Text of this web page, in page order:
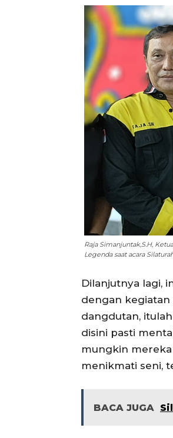
Raja Simanjuntak,S.H,
Legenda saat acara
Dilanjutnya lagi,
dengan kegiatan
dangdutan,
disini pasti
mungkin
menikmati seni,
BACA JUGA